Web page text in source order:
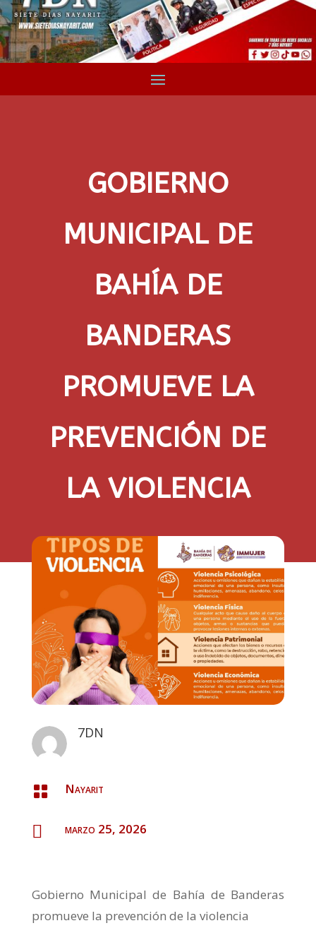
GOBIERNO
MUNICIPAL DE
BAHÍA DE
BANDERAS
PROMUEVE LA
PREVENCIÓN DE
LA VIOLENCIA
7DN
 Nayarit
 marzo 25, 2026
Gobierno Municipal de Bahía de Banderas
promueve la prevención de la violencia